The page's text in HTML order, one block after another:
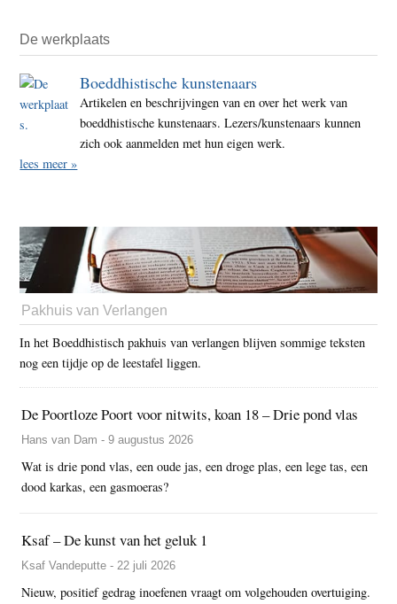
De werkplaats
Boeddhistische kunstenaars
Artikelen en beschrijvingen van en over het werk van
boeddhistische kunstenaars. Lezers/kunstenaars kunnen
zich ook aanmelden met hun eigen werk.
lees meer »
Pakhuis van Verlangen
In het Boeddhistisch pakhuis van verlangen blijven sommige teksten
nog een tijdje op de leestafel liggen.
De Poortloze Poort voor nitwits, koan 18 – Drie pond vlas
Hans van Dam - 9 augustus 2026
Wat is drie pond vlas, een oude jas, een droge plas, een lege tas, een
dood karkas, een gasmoeras?
Ksaf – De kunst van het geluk 1
Ksaf Vandeputte - 22 juli 2026
Nieuw, positief gedrag inoefenen vraagt om volgehouden overtuiging.